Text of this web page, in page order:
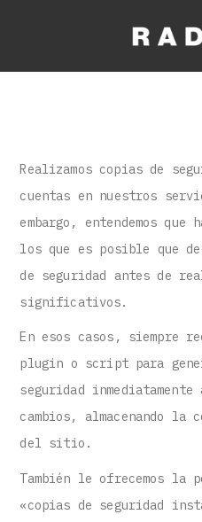
Realizamos copias de
cuentas en nuestros
embargo, entendemos
los que es posible que
de seguridad antes de
significativos.
En esos casos, siempre
plugin o script para
seguridad
cambios, almacenando la
del sitio.
También le ofrecemos
«copias de seguridad